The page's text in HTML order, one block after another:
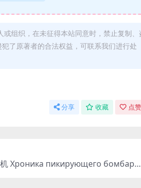
组织，在未征得本站同意时，禁止复制、
了原著者的合法权益，可联系我们进行处
分享 收藏 点
Хроника пикирующего бомбард